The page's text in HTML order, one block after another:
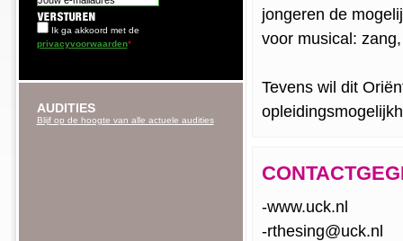
Ik ga akkoord met de
privacyvoorwaarden*
AUDITIES
Blijf op de hoogte van alle actuele audities
jongeren de
voor musical:
Tevens wil dit
-www.uck.nl
-rthesing@uck.nl